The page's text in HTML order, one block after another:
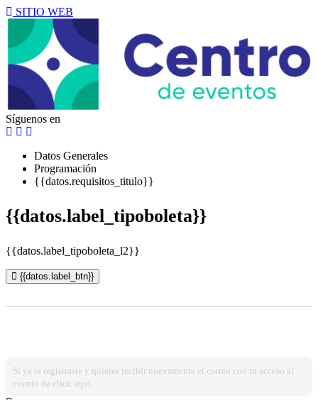
SITIO WEB
Síguenos en
Datos Generales
Programación
{{datos.requisitos_titulo}}
{{datos.label_tipoboleta}}
{{datos.label_tipoboleta_l2}}
{{datos.label_btn}}
Si ya te registraste y quieres recibir nuevamente el correo con tu acceso al
evento da click aqui.